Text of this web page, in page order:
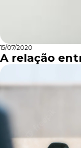
15/07/2020
A relação